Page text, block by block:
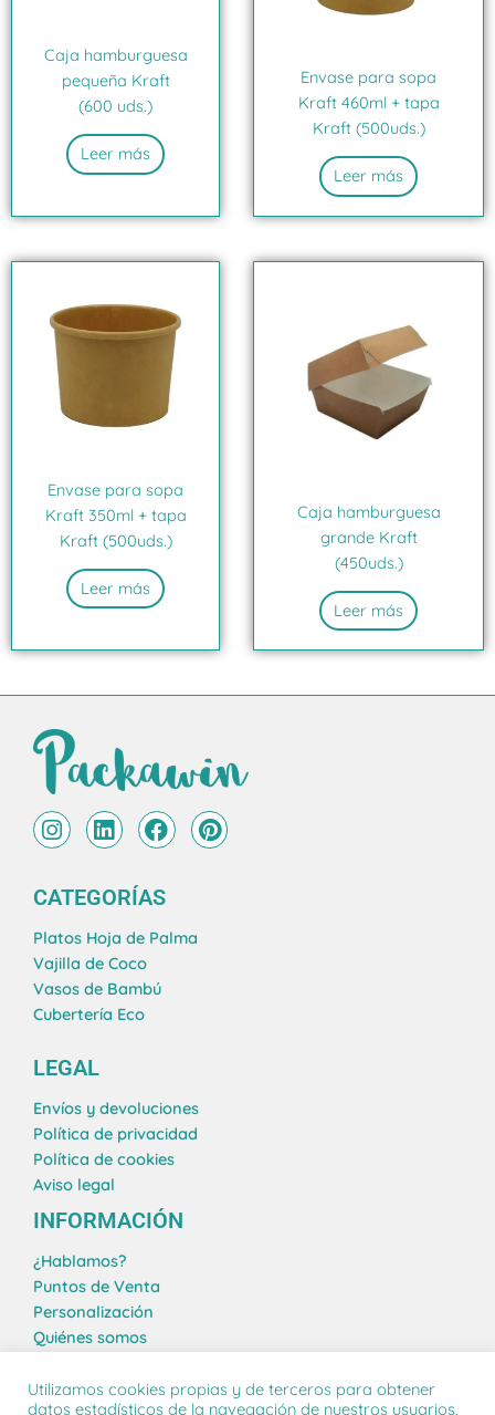
Caja hamburguesa
pequeña Kraft
(600 uds.)
Leer más
Envase para sopa
Kraft 460ml + tapa
Kraft (500uds.)
Leer más
Envase para sopa
Kraft 350ml + tapa
Kraft (500uds.)
Leer más
Caja hamburguesa
grande Kraft
(450uds.)
Leer más
I
n
t
a
g
r
a
m
L
i
k
e
d
i
n
F
a
e
b
o
k
P
i
CATEGORÍAS
Platos Hoja de Palma
Vajilla de Coco
Vasos de Bambú
Cubertería Eco
LEGAL
Envíos y devoluciones
Política de privacidad
Política de cookies
Aviso legal
INFORMACIÓN
¿Hablamos?
Puntos de Venta
Personalización
Quiénes somos
Utilizamos cookies propias y de terceros para obtener
datos estadísticos de la navegación de nuestros usuarios,